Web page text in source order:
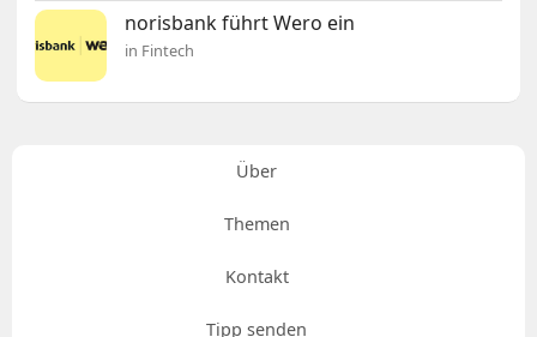
norisbank führt Wero ein
in Fintech
Über
Themen
Kontakt
Tipp senden